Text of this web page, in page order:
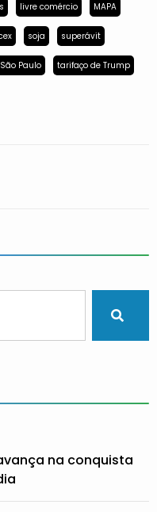
livre comércio MAPA
soja superávit
São Paulo tarifaço de Trump
na conquista